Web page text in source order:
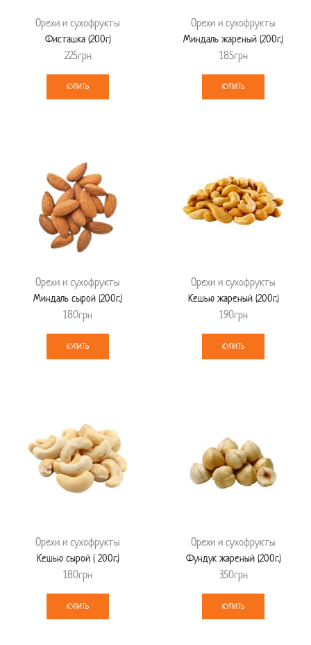
Орехи и сухофрукты
Фисташка (200г)
225грн
КУПИТЬ
Орехи и сухофрукты
Миндаль жареный (200г.)
185грн
КУПИТЬ
Орехи и сухофрукты
Миндаль сырой (200г.)
180грн
КУПИТЬ
Орехи и сухофрукты
Кешью жареный (200г.)
190грн
КУПИТЬ
Орехи и сухофрукты
Кешью сырой ( 200г.)
180грн
КУПИТЬ
Орехи и сухофрукты
Фундук жареный (200г.)
350грн
КУПИТЬ